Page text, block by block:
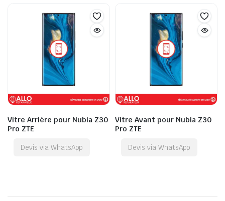
Vitre Arrière pour Nubia Z30
Pro ZTE
Devis via WhatsApp
Vitre Avant pour Nubia Z30
Pro ZTE
Devis via WhatsApp